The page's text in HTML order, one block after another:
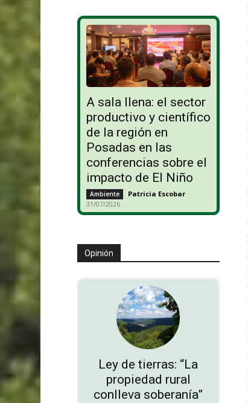
A sala llena: el sector
productivo y científico
de la región en
Posadas en las
conferencias sobre el
impacto de El Niño
Ambiente Patricia Escobar -
31/07/2026
Opinión
Ley de tierras: “La
propiedad rural
conlleva soberanía”